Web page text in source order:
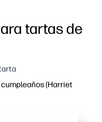
tartas de
(Harriet